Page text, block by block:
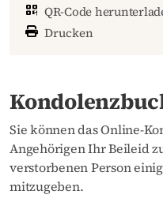
QR-Code
Drucken
Sie können das Online-
Angehörigen Ihr Beileid
verstorbenen Person
mitzugeben.